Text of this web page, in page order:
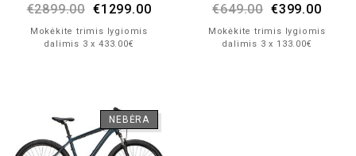
€2899.00 €1299.00
Mokėkite trimis lygiomis
dalimis 3 x 433.00€
€649.00 €399.00
Mokėkite trimis lygiomis
dalimis 3 x 133.00€
NEBĖRA